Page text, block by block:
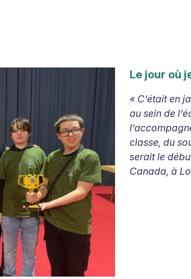
Le jour où
« C’était en
au sein de
classe, du
serait le
Canada, à